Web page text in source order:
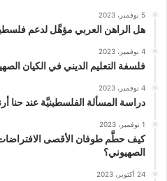
5 نوفمبر، 2023
هل الراهن العربي مؤهَّل لدعم
4 نوفمبر، 2023
فلسفة التعليم الديني في الكيان
4 نوفمبر، 2023
دراسة المسألة الفلسطينيَّة عند حنا
1 نوفمبر، 2023
كيف حطَّم طوفان الأقصى
الصهيوني؟
24 أكتوبر، 2023